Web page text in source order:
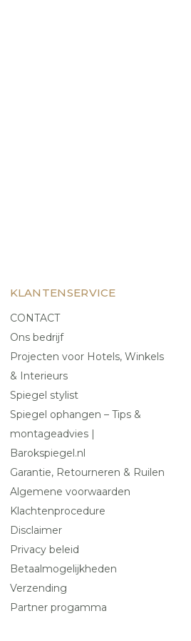
KLANTENSERVICE
CONTACT
Ons bedrijf
Projecten voor Hotels, Winkels
& Interieurs
Spiegel stylist
Spiegel ophangen – Tips &
montageadvies |
Barokspiegel.nl
Garantie, Retourneren & Ruilen
Algemene voorwaarden
Klachtenprocedure
Disclaimer
Privacy beleid
Betaalmogelijkheden
Verzending
Partner progamma